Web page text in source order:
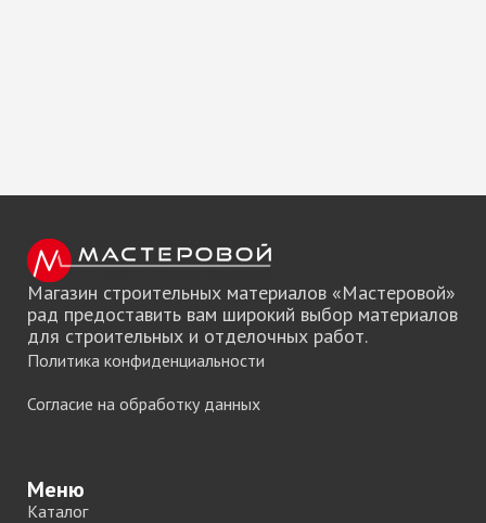
Магазин строительных материалов «Мастеровой»
рад предоставить вам широкий выбор материалов
для строительных и отделочных работ.
Политика конфиденциальности
Согласие на обработку данных
Меню
Каталог